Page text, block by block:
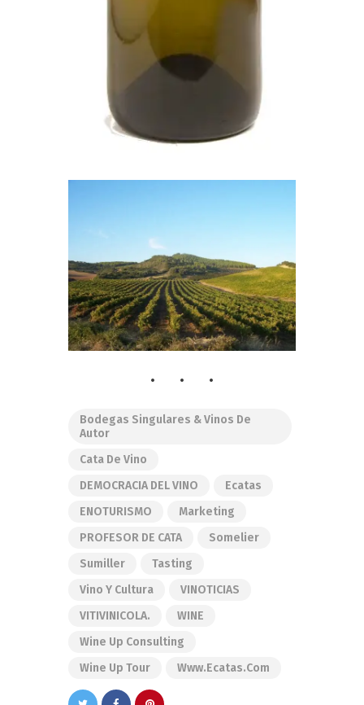
Bodegas Singulares & Vinos De
Autor
Cata De Vino
DEMOCRACIA DEL VINO
Ecatas
ENOTURISMO
Marketing
PROFESOR DE CATA
Somelier
Sumiller
Tasting
Vino Y Cultura
VINOTICIAS
VITIVINICOLA.
WINE
Wine Up Consulting
Wine Up Tour
Www.ecatas.com